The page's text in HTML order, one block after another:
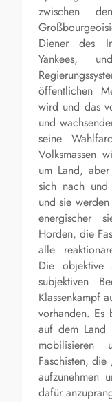
zwischen
Diener des
Yankees,
öffentlichen
wird und das
und
seine
Volksmassen
um Land,
sich nach
und sie
energischer
Horden, die
alle
Die
subjektiven
Klassenkampf
vorhanden. Es
auf dem Land
Faschisten, die
aufzunehmen
dafür